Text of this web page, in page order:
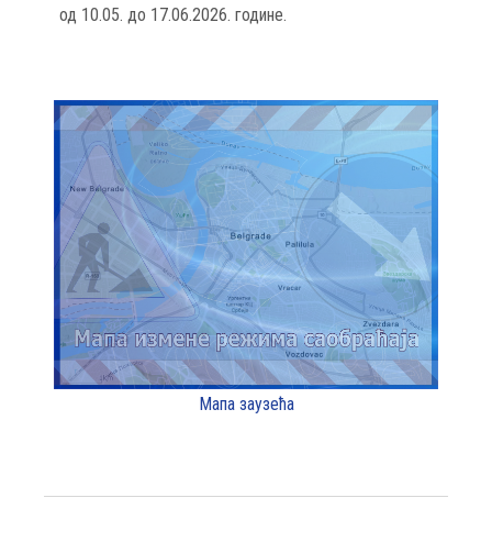
од 10.05. до 17.06.2026. године.
Мапа заузећа